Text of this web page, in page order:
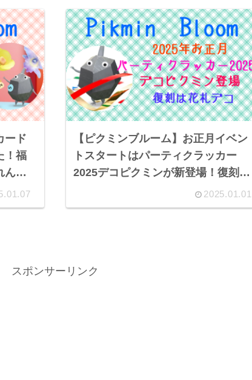
ード
！福
ん豊
【ピクミンブルーム】お正月イベン
トスタートはパーティクラッカー
2025デコピクミンが新登場！復刻は
花札・今月の花は4色のつばき2025.01.01
スポンサーリンク